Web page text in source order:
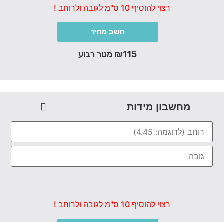
רצוי להוסיף 10 ס"מ לגובה ולרוחב !
חשב מחיר
₪115 מטר רבוע
מחשבון מידות
רצוי להוסיף 10 ס"מ לגובה ולרוחב !